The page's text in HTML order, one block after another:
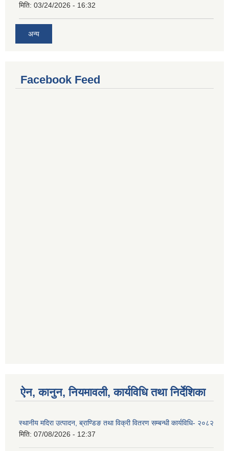
मिति: 03/24/2026 - 16:32
अन्य
Facebook Feed
ऐन, कानुन, नियमावली, कार्यविधि तथा निर्देशिका
स्थानीय मदिरा उत्पादन, ब्राण्डिङ तथा विक्री वितरण सम्बन्धी कार्यविधि- २०८२
मिति: 07/08/2026 - 12:37